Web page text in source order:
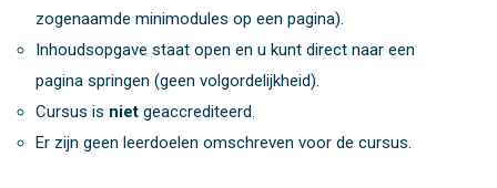
zogenaamde minimodules op een pagina).
Inhoudsopgave staat open en u kunt direct naar een
pagina springen (geen volgordelijkheid).
Cursus is niet geaccrediteerd.
Er zijn geen leerdoelen omschreven voor de cursus.